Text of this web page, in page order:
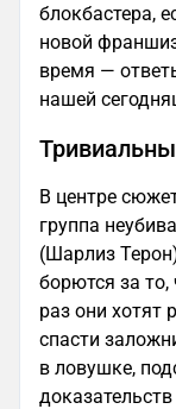
блокбастера,
новой
время —
нашей
В центре
группа
(Шарлиз
борются за
раз они хотят
спасти
в ловушке,